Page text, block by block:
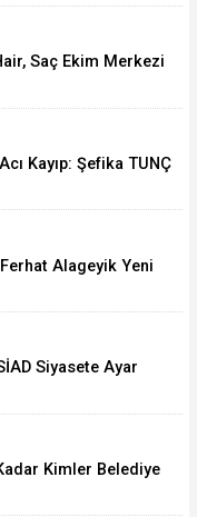
Saç Ekim Merkezi
Kayıp: Şefika TUNÇ
Alageyik Yeni
Siyasete Ayar
Kimler Belediye